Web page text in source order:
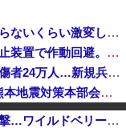
「キム兄」こと木村祐一さん、誰だか分からないくらい激変してしまう・・・
【疑問】羽田空港近くで全日空機が衝突防止装置で作動回避。これで「ニアミスではない」ってマジ？
ウクライナ軍参謀本部「今年のロシア軍死傷者24万人…新規兵力の募集規模を上回る」！
（ ´_ゝ`）中道・立憲・公明、国会内で「熊本地震対策本部会議」各省庁からヒアリング・現地から意見聴取「パーティション、人手、宿泊施設の不足や、...
まう・・・・・
ロシア、ウクライナの大規模通販倉庫を攻撃…ワイルドベリーズへの報復！